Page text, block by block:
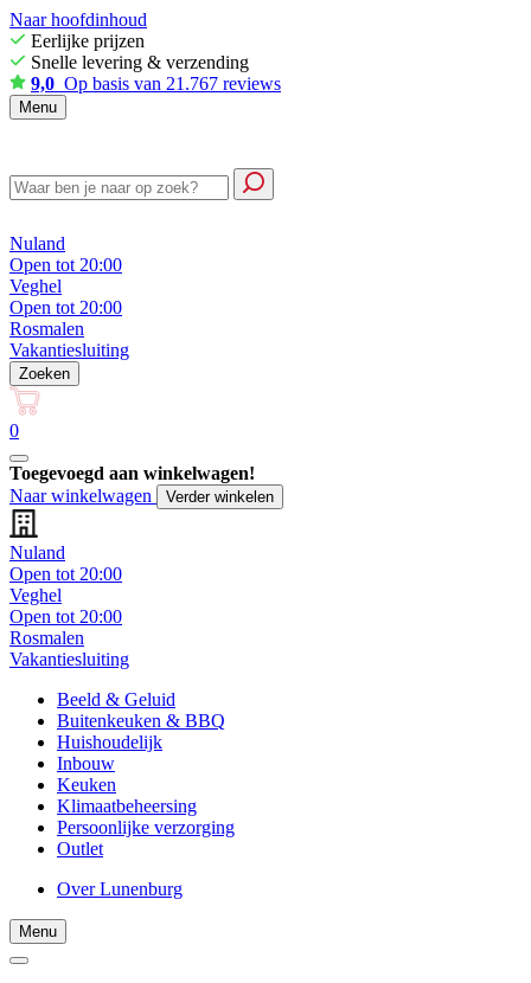
Naar hoofdinhoud
Eerlijke prijzen
Snelle levering & verzending
9,0 Op basis van 21.767 reviews
Menu
Nuland
Open tot 20:00
Veghel
Open tot 20:00
Rosmalen
Vakantiesluiting
Zoeken
0
Toegevoegd aan winkelwagen!
Naar winkelwagen
Verder winkelen
Nuland
Open tot 20:00
Veghel
Open tot 20:00
Rosmalen
Vakantiesluiting
Beeld & Geluid
Buitenkeuken & BBQ
Huishoudelijk
Inbouw
Keuken
Klimaatbeheersing
Persoonlijke verzorging
Outlet
Over Lunenburg
Menu